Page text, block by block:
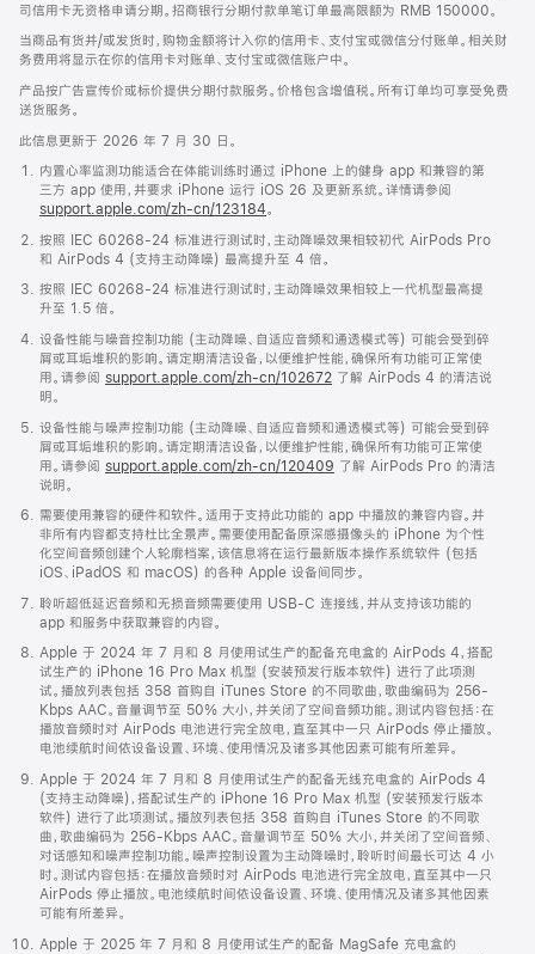
司信用卡无资格申请分期。招商银行分期付款单笔订单最高限额为 RMB 150000。
当商品有货并/或发货时，购物金额将计入你的信用卡、支付宝或微信分付账单。相关财
务费用将显示在你的信用卡对账单、支付宝或微信账户中。
产品按广告宣传价或标价提供分期付款服务。价格包含增值税。所有订单均可享受免费
送货服务。
此信息更新于 2026 年 7 月 30 日。
内置心率监测功能适合在体能训练时通过 iPhone 上的健身 app 和兼容的第
三方 app 使用，并要求 iPhone 运行 iOS 26 及更新系统。详情请参阅
support.apple.com/zh-cn/123184。
按照 IEC 60268-24 标准进行测试时，主动降噪效果相较初代 AirPods Pro
和 AirPods 4 (支持主动降噪) 最高提升至 4 倍。
按照 IEC 60268-24 标准进行测试时，主动降噪效果相较上一代机型最高提
升至 1.5 倍。
设备性能与噪音控制功能 (主动降噪、自适应音频和通透模式等) 可能会受到碎
屑或耳垢堆积的影响。请定期清洁设备，以便维护性能，确保所有功能可正常使
用。请参阅 support.apple.com/zh-cn/102672 了解 AirPods 4 的清洁说
明。
设备性能与噪声控制功能 (主动降噪、自适应音频和通透模式等) 可能会受到碎
屑或耳垢堆积的影响。请定期清洁设备，以便维护性能，确保所有功能可正常使
用。请参阅 support.apple.com/zh-cn/120409 了解 AirPods Pro 的清洁
说明。
需要使用兼容的硬件和软件。适用于支持此功能的 app 中播放的兼容内容。并
非所有内容都支持杜比全景声。需要使用配备原深感摄像头的 iPhone 为个性
化空间音频创建个人轮廓档案，该信息将在运行最新版本操作系统软件 (包括
iOS、iPadOS 和 macOS) 的各种 Apple 设备间同步。
聆听超低延迟音频和无损音频需要使用 USB-C 连接线，并从支持该功能的
app 和服务中获取兼容的内容。
Apple 于 2024 年 7 月和 8 月使用试生产的配备充电盒的 AirPods 4，搭配
试生产的 iPhone 16 Pro Max 机型 (安装预发行版本软件) 进行了此项测
试。播放列表包括 358 首购自 iTunes Store 的不同歌曲，歌曲编码为 256-
Kbps AAC。音量调节至 50% 大小，并关闭了空间音频功能。测试内容包括：在
播放音频时对 AirPods 电池进行完全放电，直至其中一只 AirPods 停止播放。
电池续航时间依设备设置、环境、使用情况及诸多其他因素可能有所差异。
Apple 于 2024 年 7 月和 8 月使用试生产的配备无线充电盒的 AirPods 4
(支持主动降噪)，搭配试生产的 iPhone 16 Pro Max 机型 (安装预发行版本
软件) 进行了此项测试。播放列表包括 358 首购自 iTunes Store 的不同歌
曲，歌曲编码为 256-Kbps AAC。音量调节至 50% 大小，并关闭了空间音频、
对话感知和噪声控制功能。噪声控制设置为主动降噪时，聆听时间最长可达 4 小
时。测试内容包括：在播放音频时对 AirPods 电池进行完全放电，直至其中一只
AirPods 停止播放。电池续航时间依设备设置、环境、使用情况及诸多其他因素
可能有所差异。
Apple 于 2025 年 7 月和 8 月使用试生产的配备 MagSafe 充电盒的